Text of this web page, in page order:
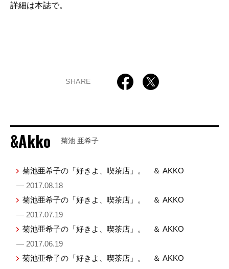
詳細は本誌で。
SHARE
&Akko 菊池 亜希子
菊池亜希子の「好きよ、喫茶店」。 ＆ AKKO
— 2017.08.18
菊池亜希子の「好きよ、喫茶店」。 ＆ AKKO
— 2017.07.19
菊池亜希子の「好きよ、喫茶店」。 ＆ AKKO
— 2017.06.19
菊池亜希子の「好きよ、喫茶店」。 ＆ AKKO